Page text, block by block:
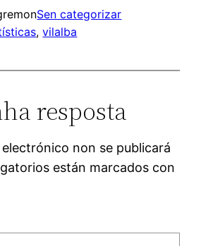
Sen categorizar
, vilalba
resposta
non se publicará
están marcados con